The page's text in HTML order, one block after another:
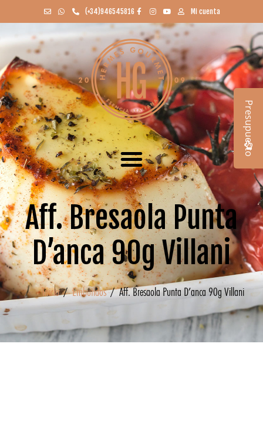
(+34)946545816 Mi cuenta
Aff. Bresaola Punta
D’anca 90g Villani
Inicio/Embutidos/ Aff. Bresaola Punta D’anca 90g Villani
Presupuesto